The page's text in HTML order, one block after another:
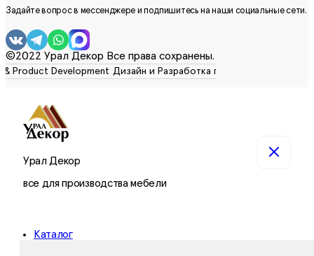
Задайте вопрос в мессенджере и подпишитесь на наши социальные сети.
©2022 Урал Декор Все права сохранены.
Урал Декор
все для производства мебели
Каталог